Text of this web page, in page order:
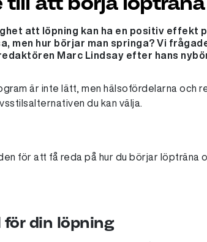
att löpning kan ha en positiv effekt
men hur börjar man springa? Vi
Marc Lindsay efter hans
är inte lätt, men hälsofördelarna och
du kan välja.
för att få reda på hur du börjar löpträna
din löpning